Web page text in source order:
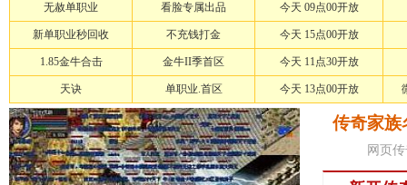
无赦单职业 看脸专属出品 今天 09点00开放
新单职业秒回收 不充钱打金 今天 15点00开放
1.85金牛合击 金牛II季首区 今天 11点30开放
天诀 单职业.首区 今天 13点00开放
传奇家族
网页